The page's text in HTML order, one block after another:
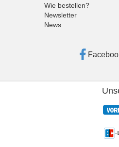
Wie bestellen?
Newsletter
News